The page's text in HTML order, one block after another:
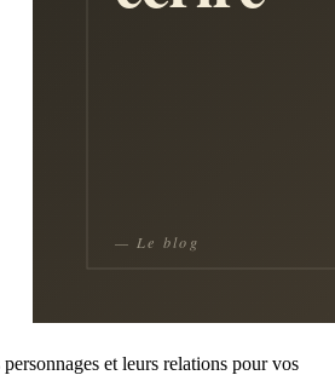
et leurs relations pour vos